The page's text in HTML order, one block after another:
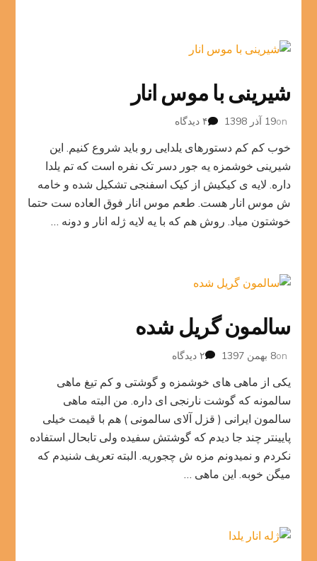
شیرینی با موس انار
on19 آذر 1398 ۴ دیدگاه
با
موس
انار
خوب کم کم دستورهای یلدایی رو باید شروع کنیم. این
شیرینی خوشمزه یه جور دسر تک نفره است که تم یلدا
داره. لایه ی کیکیش از کیک اسفنجی تشکیل شده و خامه
ش موس انار هست. طعم موس انار فوق العاده ست حتما
خوشتون میاد. روش هم که با یه لایه ژله انار و دونه …
سالمون گریل شده
on8 بهمن 1397 ۲ دیدگاه
گریل
شده
یکی از ماهی های خوشمزه و گوشتی و کم تیغ ماهی
سالمونه که گوشت نارنجی ای داره. من البته ماهی
سالمون ایرانی ( قزل آلای سالمونی ) هم با قیمت خیلی
پایینتر چند جا دیدم که گوشتش سفیده ولی تابحال استفاده
نکردم و نمیدونم مزه ش چجوریه. البته تعریف شنیدم که
میگن خوبه. این ماهی …